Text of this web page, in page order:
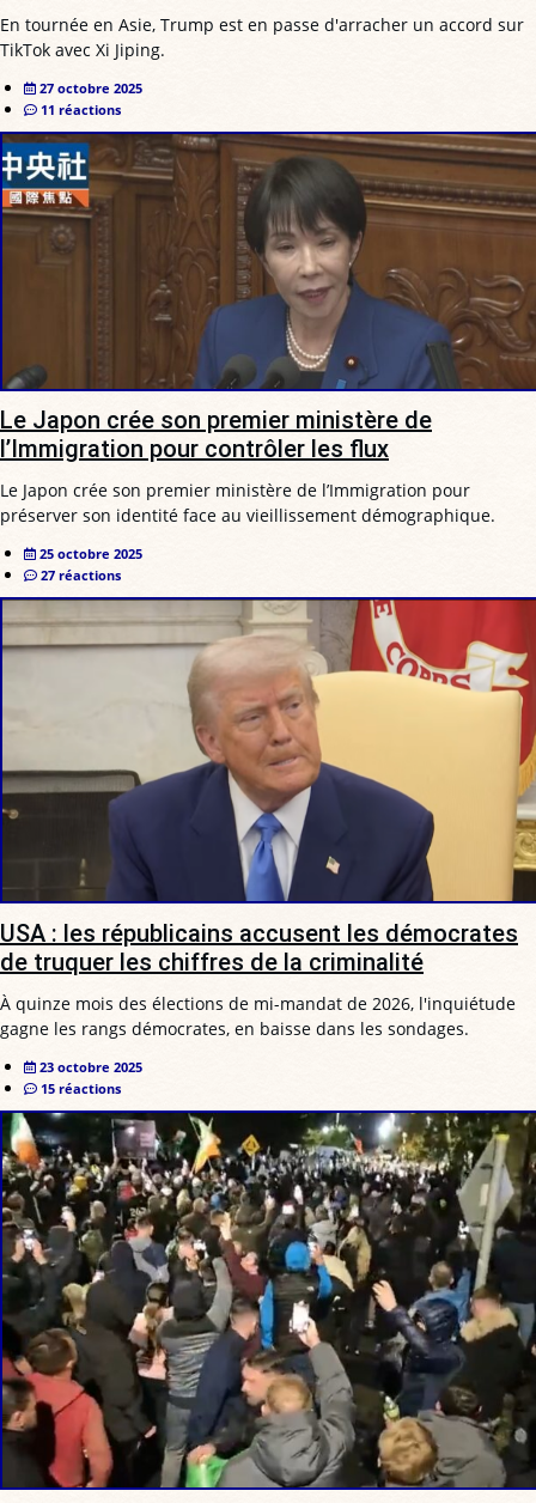
En tournée en Asie, Trump est en passe d'arracher un accord sur
TikTok avec Xi Jiping.
27 octobre 2025
11 réactions
Le Japon crée son premier ministère de
l’Immigration pour contrôler les flux
Le Japon crée son premier ministère de l’Immigration pour
préserver son identité face au vieillissement démographique.
25 octobre 2025
27 réactions
USA : les républicains accusent les démocrates
de truquer les chiffres de la criminalité
À quinze mois des élections de mi-mandat de 2026, l'inquiétude
gagne les rangs démocrates, en baisse dans les sondages.
23 octobre 2025
15 réactions